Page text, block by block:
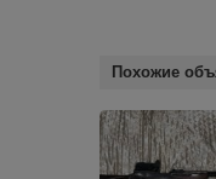
Похожие